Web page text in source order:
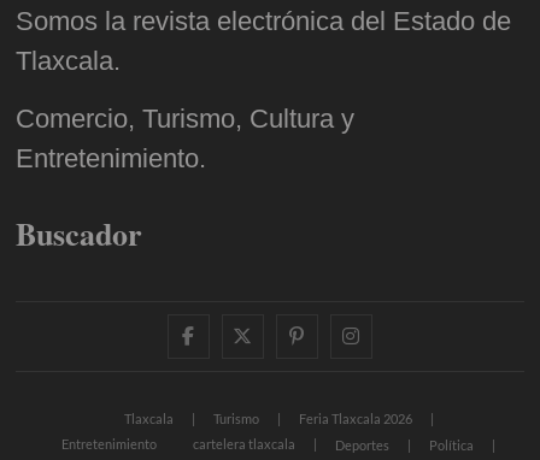
Somos la revista electrónica del Estado de
Tlaxcala.
Comercio, Turismo, Cultura y
Entretenimiento.
Buscador
facebooktwitter
pinterestinstagram
Tlaxcala Turismo
Feria Tlaxcala 2026
Entretenimiento
cartelera tlaxcala Deportes Política